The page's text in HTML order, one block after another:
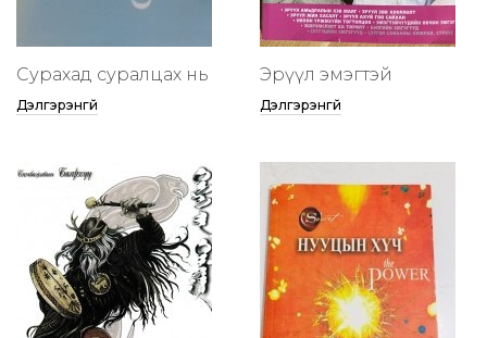
Сурахад суралцах нь
Дэлгэрэнгүй
Эрүүл эмэгтэй
Дэлгэрэнгүй